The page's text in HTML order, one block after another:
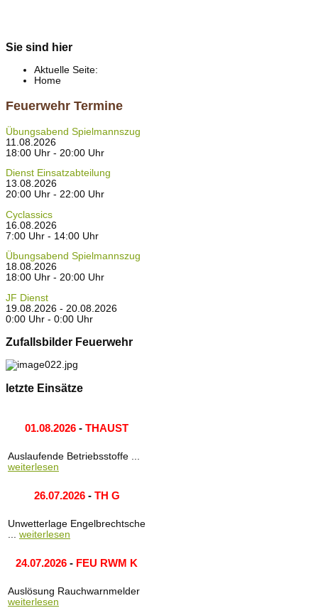
Sie sind hier
Aktuelle Seite:
Home
Feuerwehr Termine
Übungsabend Spielmannszug
11.08.2026
18:00 Uhr - 20:00 Uhr
Dienst Einsatzabteilung
13.08.2026
20:00 Uhr - 22:00 Uhr
Cyclassics
16.08.2026
7:00 Uhr - 14:00 Uhr
Übungsabend Spielmannszug
18.08.2026
18:00 Uhr - 20:00 Uhr
JF Dienst
19.08.2026 - 20.08.2026
0:00 Uhr - 0:00 Uhr
Zufallsbilder Feuerwehr
letzte Einsätze
01.08.2026 - THAUST
Auslaufende Betriebsstoffe ...
weiterlesen
26.07.2026- TH G
Unwetterlage Engelbrechtsche
... weiterlesen
24.07.2026 - FEU RWM K
Auslösung Rauchwarnmelder
weiterlesen